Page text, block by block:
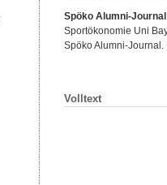
Spöko Alumni-
Sportökonomie Uni
Spöko Alumni-Journal.
Volltext